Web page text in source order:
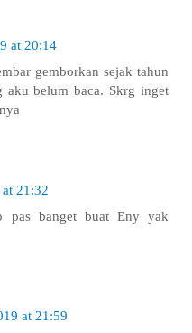
at 20:14
gemborkan sejak tahun
aku belum baca. Skrg inget
21:32
pas banget buat Eny yak
at 21:59